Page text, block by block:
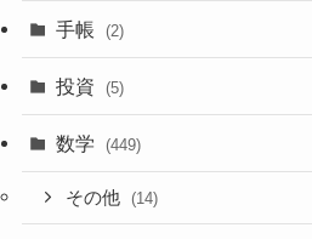
手帳 (2)
投資 (5)
数学 (449)
その他 (14)